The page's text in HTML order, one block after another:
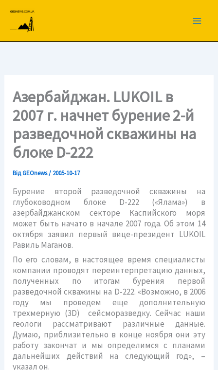
вмісту
Азербайджан. LUKOIL в
2007 г. начнет бурение 2-й
разведочной скважины на
блоке D-222
ВідGEOnews/ 2005-10-17
Бурение второй разведочной скважины на
глубоководном блоке D-222 («Ялама») в
азербайджанском секторе Каспийского моря
может быть начато в начале 2007 года. Об этом 14
октября заявил первый вице-президент LUKOIL
Равиль Маганов.
По его словам, в настоящее время специалисты
компании проводят переинтерпретацию данных,
полученных по итогам бурения первой
разведочной скважины на D-222. «Возможно, в 2006
году мы проведем еще дополнительную
трехмерную (3D) сейсморазведку. Сейчас наши
геологи рассматривают различные данные.
Думаю, приблизительно в конце ноября они эту
работу закончат и мы определимся с планами
дальнейших действий на следующий год», –
указал он.